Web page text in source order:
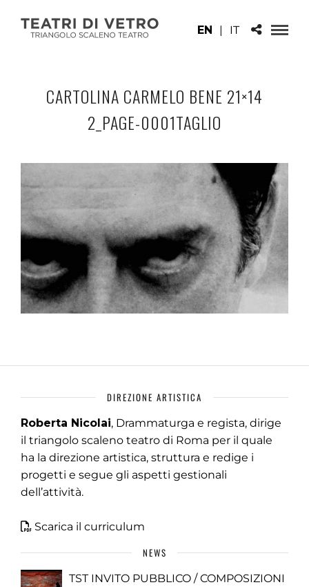
EN | IT
CARTOLINA CARMELO BENE 21×14
2_PAGE-0001TAGLIO
DIREZIONE ARTISTICA
Roberta Nicolai, Drammaturga e regista, dirige
il triangolo scaleno teatro di Roma per il quale
ha la direzione artistica, struttura e redige i
progetti e segue gli aspetti gestionali
dell’attività.
Scarica il curriculum
NEWS
TST INVITO PUBBLICO / COMPOSIZIONI